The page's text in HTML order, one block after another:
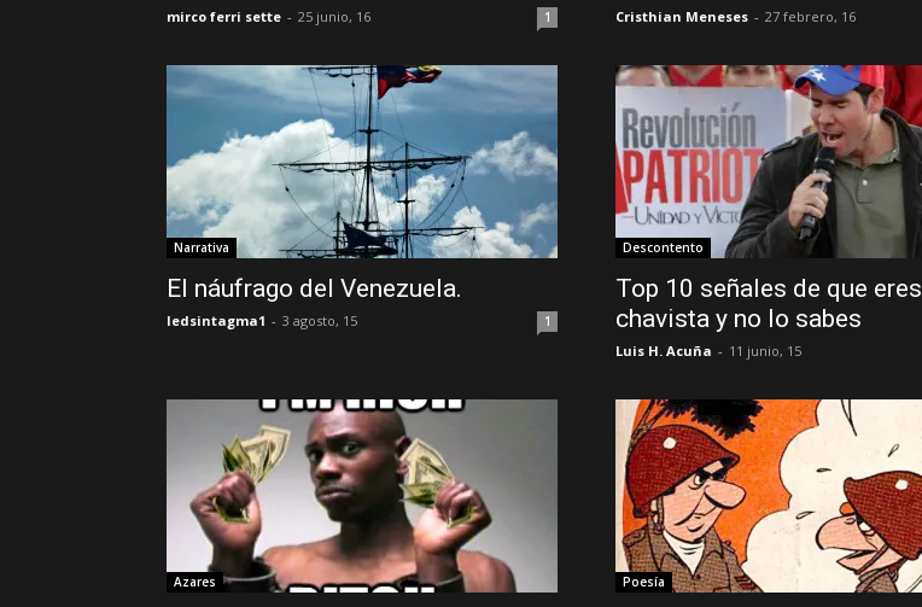
mirco ferri sette - 25 junio, 16 1 Cristhian Meneses - 27 febrero, 16
Narrativa
El náufrago del Venezuela.
ledsintagma1 - 3 agosto, 15 1
Descontento
Top 10 señales de que eres
chavista y no lo sabes
Luis H. Acuña - 11 junio, 15
Azares Poesía